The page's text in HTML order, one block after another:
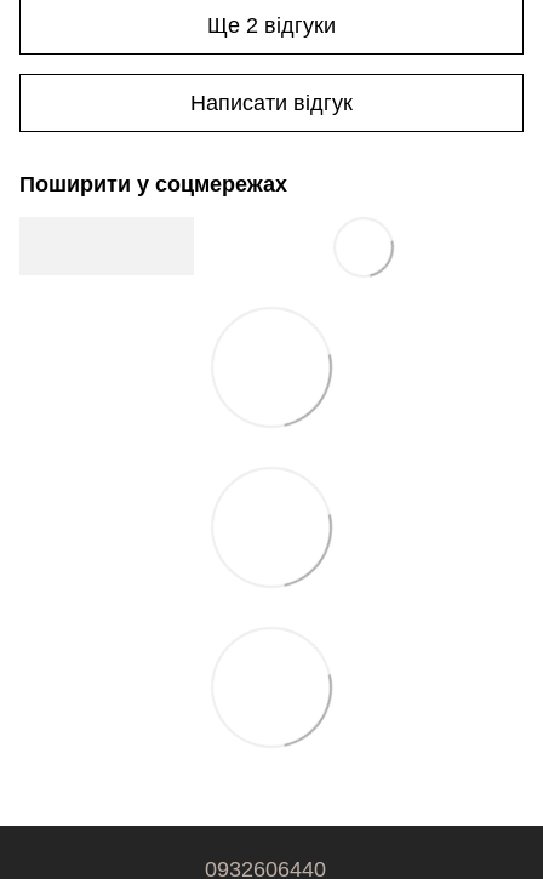
Ще 2 відгуки
Написати відгук
Поширити у соцмережах
0932606440